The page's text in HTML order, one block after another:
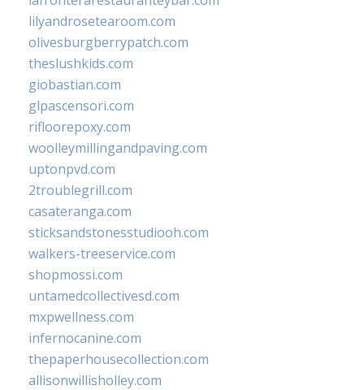
lilyandrosetearoom.com
olivesburgberrypatch.com
theslushkids.com
giobastian.com
glpascensori.com
rifloorepoxy.com
woolleymillingandpaving.com
uptonpvd.com
2troublegrill.com
casateranga.com
sticksandstonesstudiooh.com
walkers-treeservice.com
shopmossi.com
untamedcollectivesd.com
mxpwellness.com
infernocanine.com
thepaperhousecollection.com
allisonwillisholley.com